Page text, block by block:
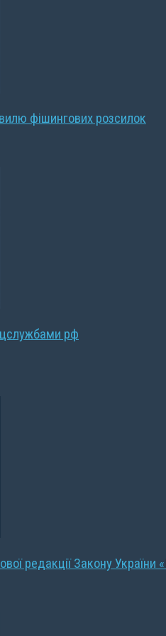
фішингових розсилок
рф
редакції Закону України